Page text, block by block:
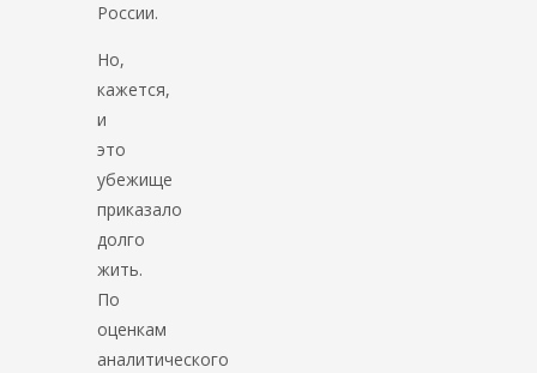
России.
Но,
кажется,
и
это
убежище
приказало
долго
жить.
По
оценкам
аналитического